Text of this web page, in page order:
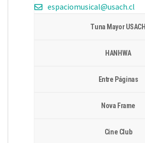
espaciomusical@usach.cl
Tuna Mayor USACH
HANHWA
Entre Páginas
Nova Frame
Cine Club